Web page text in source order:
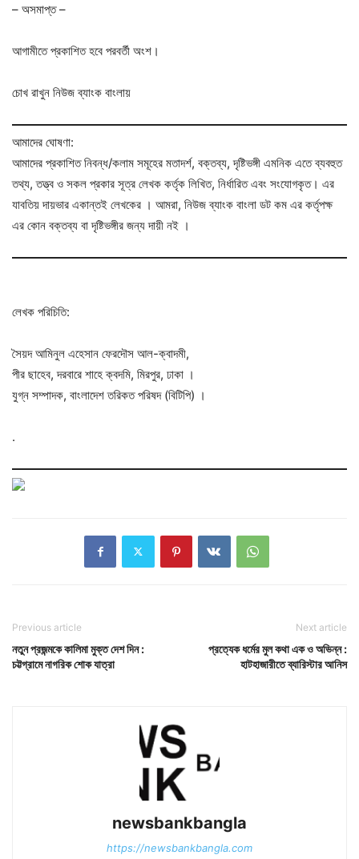
– অসমাপ্ত –
আগামীতে প্রকাশিত হবে পরবর্তী অংশ।
চোখ রাখুন নিউজ ব্যাংক বাংলায়
আমাদের ঘোষণা:
আমাদের প্রকাশিত নিবন্ধ/কলাম সমূহের মতাদর্শ, বক্তব্য, দৃষ্টিভঙ্গী এমনিক এতে ব্যবহুত
তথ্য, তত্ত্ব ও সকল প্রকার সূত্র লেখক কর্তৃক লিখিত, নির্ধারিত এবং সংযোগকৃত। এর
যাবতিয় দায়ভার একান্তই লেখকের । আমরা, নিউজ ব্যাংক বাংলা ডট কম এর কর্তৃপক্ষ
এর কোন বক্তব্য বা দৃষ্টিভঙ্গীর জন্য দায়ী নই ।
লেখক পরিচিতি:
সৈয়দ আমিনুল এহেসান ফেরদৌস আল-ক্বাদমী,
পীর ছাহেব, দরবারে শাহে ক্বদমি, মিরপুর, ঢাকা ।
যুগ্ন সম্পাদক, বাংলাদেশ তরিকত পরিষদ (বিটিপি) ।
.
Previous article
নতুন প্রজন্মকে কালিমা মুক্ত দেশ দিন :
চট্টগ্রামে নাগরিক শোক যাত্রা
Next article
প্রত্যেক ধর্মের মুল কথা এক ও অভিন্ন :
হাটহাজারীতে ব্যারিস্টার আনিস
newsbankbangla
https://newsbankbangla.com